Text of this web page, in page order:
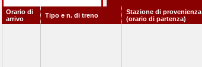
Orario di
arrivo
Tipo e n. di treno
Stazione di provenienza
(orario di partenza)